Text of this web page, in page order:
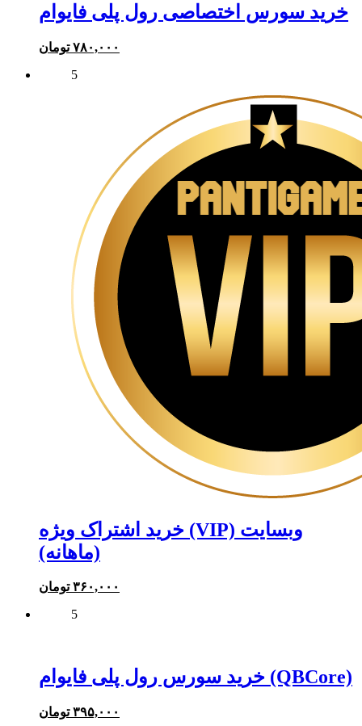
خرید سورس اختصاصی رول پلی فایوام
۷۸۰,۰۰۰ تومان
5
خرید اشتراک ویژه (VIP) وبسایت
(ماهانه)
۳۶۰,۰۰۰ تومان
5
خرید سورس رول پلی فایوام (QBCore)
۳۹۵,۰۰۰ تومان